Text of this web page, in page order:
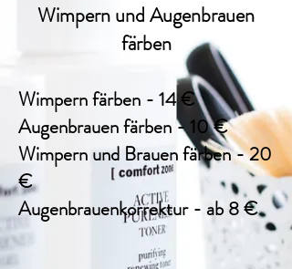
Wimpern und Augenbrauen
färben
Wimpern färben - 14€
Augenbrauen färben - 10 €
Wimpern und Brauen färben - 20
€
Augenbrauenkorrektur - ab 8 €